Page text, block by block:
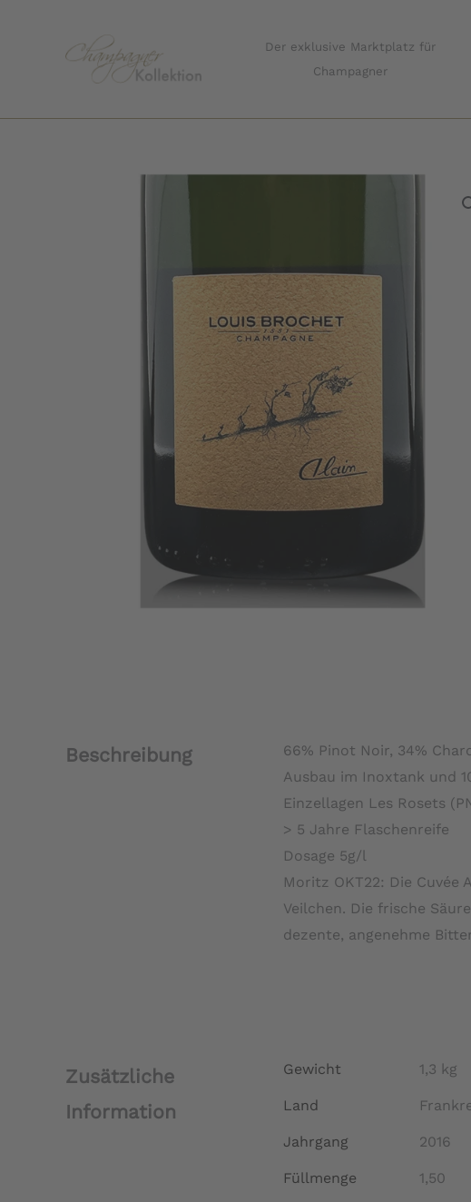
Der exklusive Marktplatz für
Champagner
Beschreibung
66% Pinot Noir, 34%
Ausbau im Inoxtank und
Einzellagen Les Rosets
> 5 Jahre Flaschenreife
Dosage 5g/l
Moritz OKT22: Die
Veilchen. Die frische
dezente, angenehme
Zusätzliche
Information
Gewicht 1,3 kg
Land
Jahrgang 2016
Füllmenge 1,50